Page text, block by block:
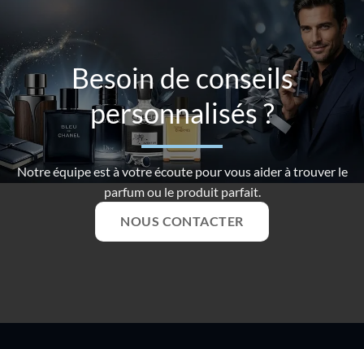
Besoin de conseils
personnalisés ?
Notre équipe est à votre écoute pour vous aider à trouver le
parfum ou le produit parfait.
NOUS CONTACTER